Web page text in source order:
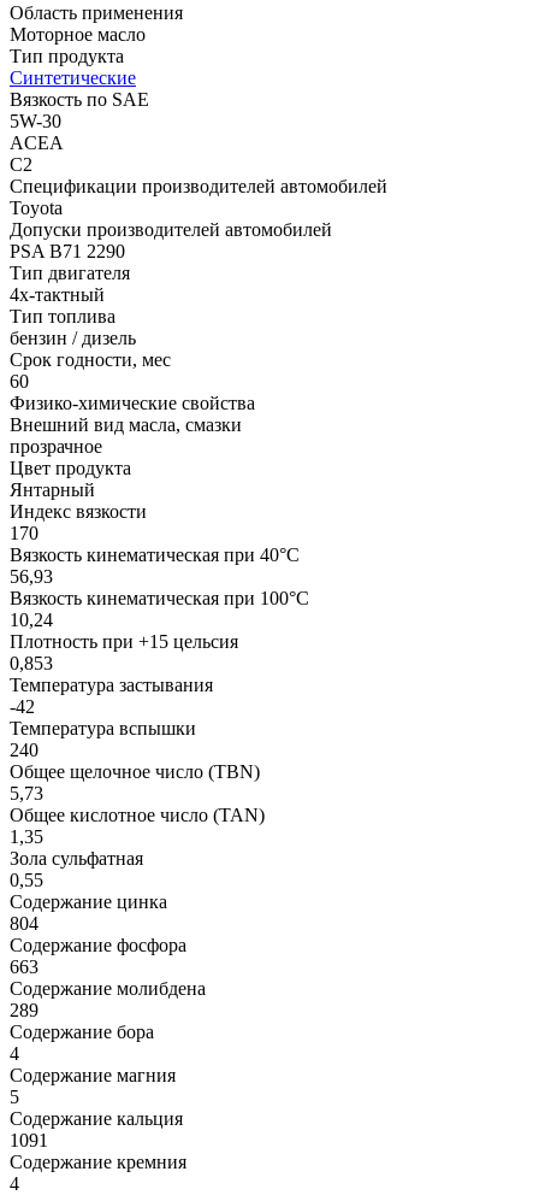
Область применения
Моторное масло
Тип продукта
Синтетические
Вязкость по SAE
5W-30
ACEA
C2
Спецификации производителей автомобилей
Toyota
Допуски производителей автомобилей
PSA B71 2290
Тип двигателя
4х-тактный
Тип топлива
бензин / дизель
Срок годности, мес
60
Физико-химические свойства
Внешний вид масла, смазки
прозрачное
Цвет продукта
Янтарный
Индекс вязкости
170
Вязкость кинематическая при 40°С
56,93
Вязкость кинематическая при 100°С
10,24
Плотность при +15 цельсия
0,853
Температура застывания
-42
Температура вспышки
240
Общее щелочное число (TBN)
5,73
Общее кислотное число (TAN)
1,35
Зола сульфатная
0,55
Содержание цинка
804
Содержание фосфора
663
Содержание молибдена
289
Содержание бора
4
Содержание магния
5
Содержание кальция
1091
Содержание кремния
4